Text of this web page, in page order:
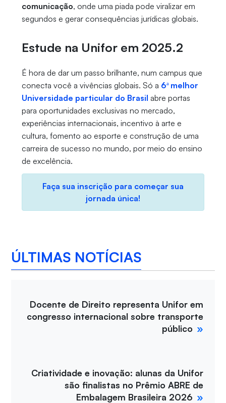
comunicação, onde uma piada pode viralizar em
segundos e gerar consequências jurídicas globais.
Estude na Unifor em 2025.2
É hora de dar um passo brilhante, num campus que
conecta você a vivências globais. Só a 6ª melhor
Universidade particular do Brasil abre portas
para oportunidades exclusivas no mercado,
experiências internacionais, incentivo à arte e
cultura, fomento ao esporte e construção de uma
carreira de sucesso no mundo, por meio do ensino
de excelência.
Faça sua inscrição para começar sua
jornada única!
ÚLTIMAS NOTÍCIAS
Docente de Direito representa Unifor em
congresso internacional sobre transporte
público
Criatividade e inovação: alunas da Unifor
são finalistas no Prêmio ABRE de
Embalagem Brasileira 2026